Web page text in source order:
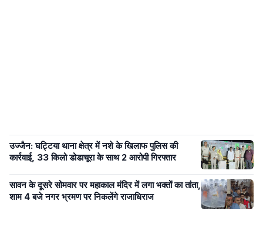
उज्जैन: घट्टिया थाना क्षेत्र में नशे के खिलाफ पुलिस की
कार्रवाई, 33 किलो डोडाचूरा के साथ 2 आरोपी गिरफ्तार
सावन के दूसरे सोमवार पर महाकाल मंदिर में लगा भक्तों का तांता,
शाम 4 बजे नगर भ्रमण पर निकलेंगे राजाधिराज